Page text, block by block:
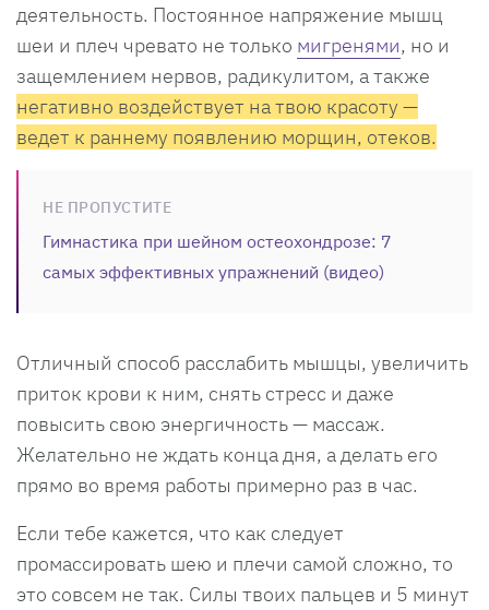
деятельность. Постоянное напряжение мышц
шеи и плеч чревато не только мигренями, но и
защемлением нервов, радикулитом, а также
негативно воздействует на твою красоту —
ведет к раннему появлению морщин, отеков.
НЕ ПРОПУСТИТЕ
Гимнастика при шейном остеохондрозе: 7
самых эффективных упражнений (видео)
Отличный способ расслабить мышцы, увеличить
приток крови к ним, снять стресс и даже
повысить свою энергичность — массаж.
Желательно не ждать конца дня, а делать его
прямо во время работы примерно раз в час.
Если тебе кажется, что как следует
промассировать шею и плечи самой сложно, то
это совсем не так. Силы твоих пальцев и 5 минут